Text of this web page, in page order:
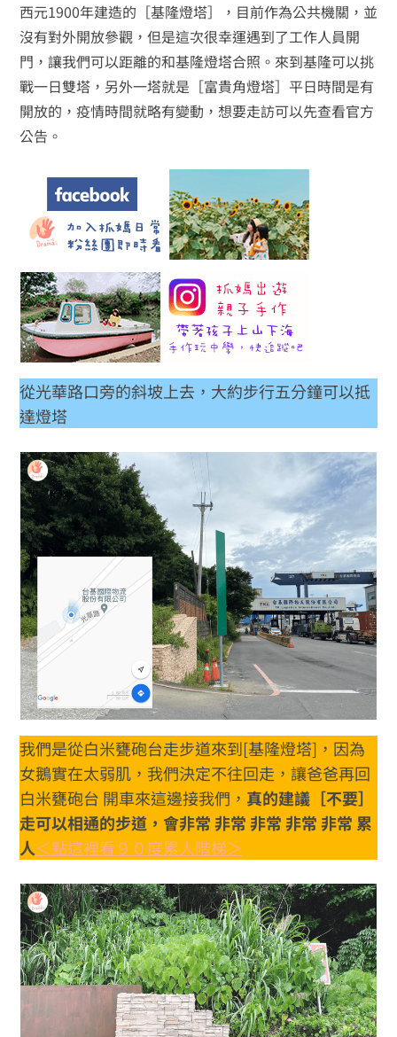
西元1900年建造的［基隆燈塔］，目前作為公共機關，並
沒有對外開放參觀，但是這次很幸運遇到了工作人員開
門，讓我們可以距離的和基隆燈塔合照。來到基隆可以挑
戰一日雙塔，另外一塔就是［富貴角燈塔］平日時間是有
開放的，疫情時間就略有變動，想要走訪可以先查看官方
公告。
從光華路口旁的斜坡上去，大約步行五分鐘可以抵
達燈塔
我們是從白米甕砲台走步道來到[基隆燈塔]，因為
女鵝實在太弱肌，我們決定不往回走，讓爸爸再回
白米甕砲台 開車來這邊接我們， 真的建議［不要］
走可以相通的步道，會非常 非常 非常 非常 非常 累
人＜點這裡看９０度累人階梯＞